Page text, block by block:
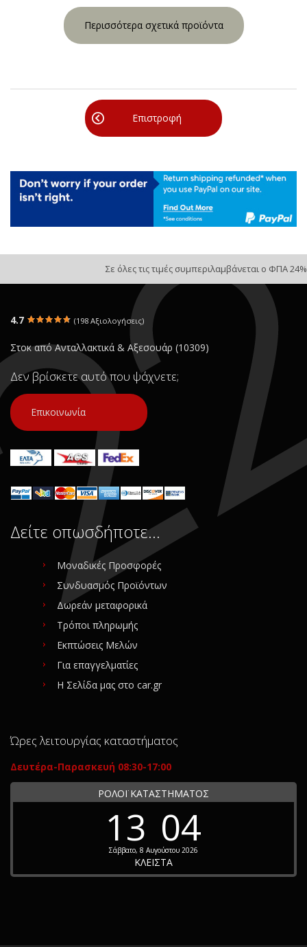
Περισσότερα σχετικά προϊόντα
Επιστροφή
Σε όλες τις τιμές συμπεριλαμβάνεται ο ΦΠΑ 24%
4.7 (198 Αξιολογήσεις)
Στοκ από Ανταλλακτικά & Αξεσουάρ (10309)
Δεν βρίσκετε αυτό που ψάχνετε;
Επικοινωνία
Δείτε οπωσδήποτε…
Μοναδικές Προσφορές
Συνδυασμός Προϊόντων
Δωρεάν μεταφορικά
Τρόποι πληρωμής
Εκπτώσεις Μελών
Για επαγγελματίες
Η Σελίδα μας στο car.gr
Ώρες λειτουργίας καταστήματος
Δευτέρα-Παρασκευή 08:30-17:00
ΡΟΛΟΪ ΚΑΤΑΣΤΗΜΑΤΟΣ
13 04
Σάββατο, 8 Αυγούστου 2026
ΚΛΕΙΣΤΑ